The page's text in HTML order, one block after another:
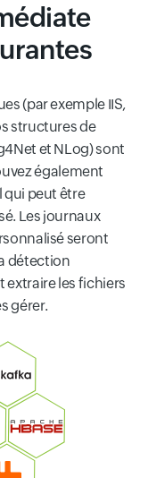
(par exemple IIS,
structures de
et NLog) sont
également
qui peut être
Les journaux
seront
détection
extraire les fichiers
gérer.